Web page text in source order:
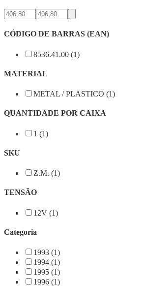
CÓDIGO DE BARRAS (EAN)
8536.41.00 (1)
MATERIAL
METAL / PLASTICO (1)
QUANTIDADE POR CAIXA
1 (1)
SKU
Z.M. (1)
TENSÃO
12V (1)
Categoria
1993 (1)
1994 (1)
1995 (1)
1996 (1)